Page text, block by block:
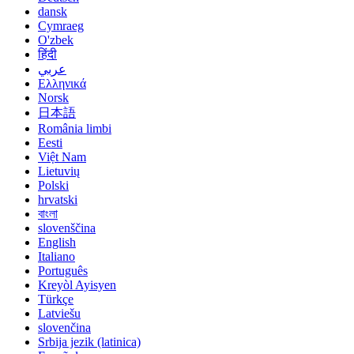
dansk
Cymraeg
O'zbek
हिंदी
عربي
Ελληνικά
Norsk
日本語
România limbi
Eesti
Việt Nam
Lietuvių
Polski
hrvatski
বাংলা
slovenščina
English
Italiano
Português
Kreyòl Ayisyen
Türkçe
Latviešu
slovenčina
Srbija jezik (latinica)